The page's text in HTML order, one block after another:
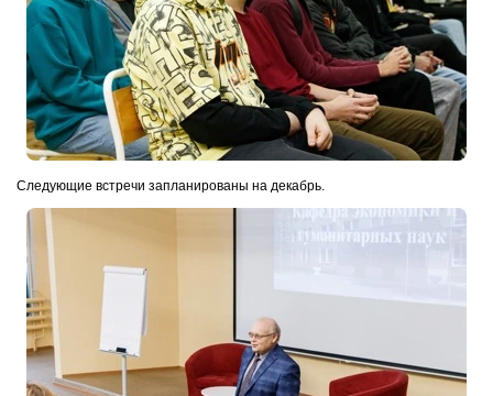
Следующие встречи запланированы на декабрь.